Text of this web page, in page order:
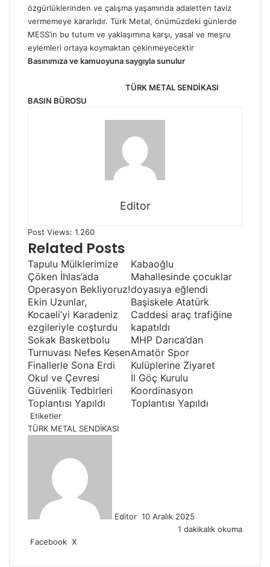
özgürlüklerinden ve çalışma yaşamında adaletten taviz
vermemeye kararlıdır. Türk Metal, önümüzdeki günlerde
MESS’in bu tutum ve yaklaşımına karşı, yasal ve meşru
eylemleri ortaya koymaktan çekinmeyecektir
Basınımıza ve kamuoyuna saygıyla sunulur
TÜRK METAL SENDİKASI
BASIN BÜROSU
Editor
Post Views: 1.260
Related Posts
Tapulu Mülklerimize
Çöken İhlas’ada
Operasyon Bekliyoruz!
Ekin Uzunlar,
Kocaeli’yi Karadeniz
ezgileriyle coşturdu
Sokak Basketbolu
Turnuvası Nefes Kesen
Finallerle Sona Erdi
Okul ve Çevresi
Güvenlik Tedbirleri
Toplantısı Yapıldı
Kabaoğlu
Mahallesinde çocuklar
doyasıya eğlendi
Başiskele Atatürk
Caddesi araç trafiğine
kapatıldı
MHP Darıca’dan
Amatör Spor
Kulüplerine Ziyaret
İl Göç Kurulu
Koordinasyon
Toplantısı Yapıldı
Etiketler
TÜRK METAL SENDİKASI
Editor o
10 Aralık 2025
1 dakikalık okuma
Facebook X